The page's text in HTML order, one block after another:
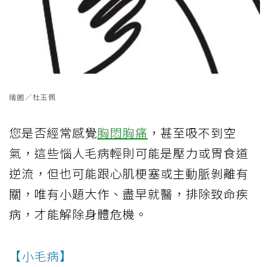
繪圖／杜玉佩
您是否經常感覺胸悶胸痛 ，甚至吸不到空
氣，這些惱人毛病輕則可能是壓力或胃食道
逆流，但也可能跟心肌梗塞或主動脈剝離有
關，唯有小題大作、盡早就醫，排除致命疾
病，才能解除身體危機。
【小毛病】